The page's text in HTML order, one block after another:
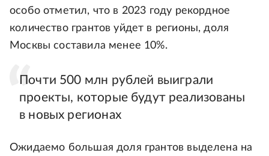
особо отметил, что в 2023 году рекордное
количество грантов уйдет в регионы, доля
Москвы составила менее 10%.
Почти 500 млн рублей выиграли
проекты, которые будут реализованы
в новых регионах
Ожидаемо большая доля грантов выделена на